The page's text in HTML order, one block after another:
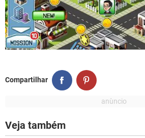
Compartilhar
Veja também